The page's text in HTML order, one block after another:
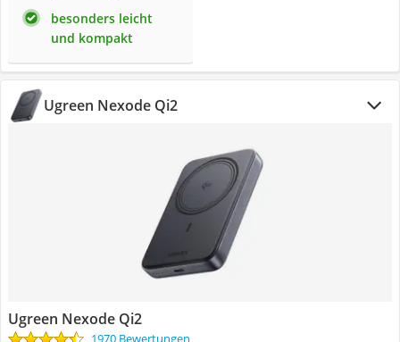
besonders leicht
und kompakt
Ugreen Nexode Qi2
Ugreen Nexode Qi2
1970 Bewertungen